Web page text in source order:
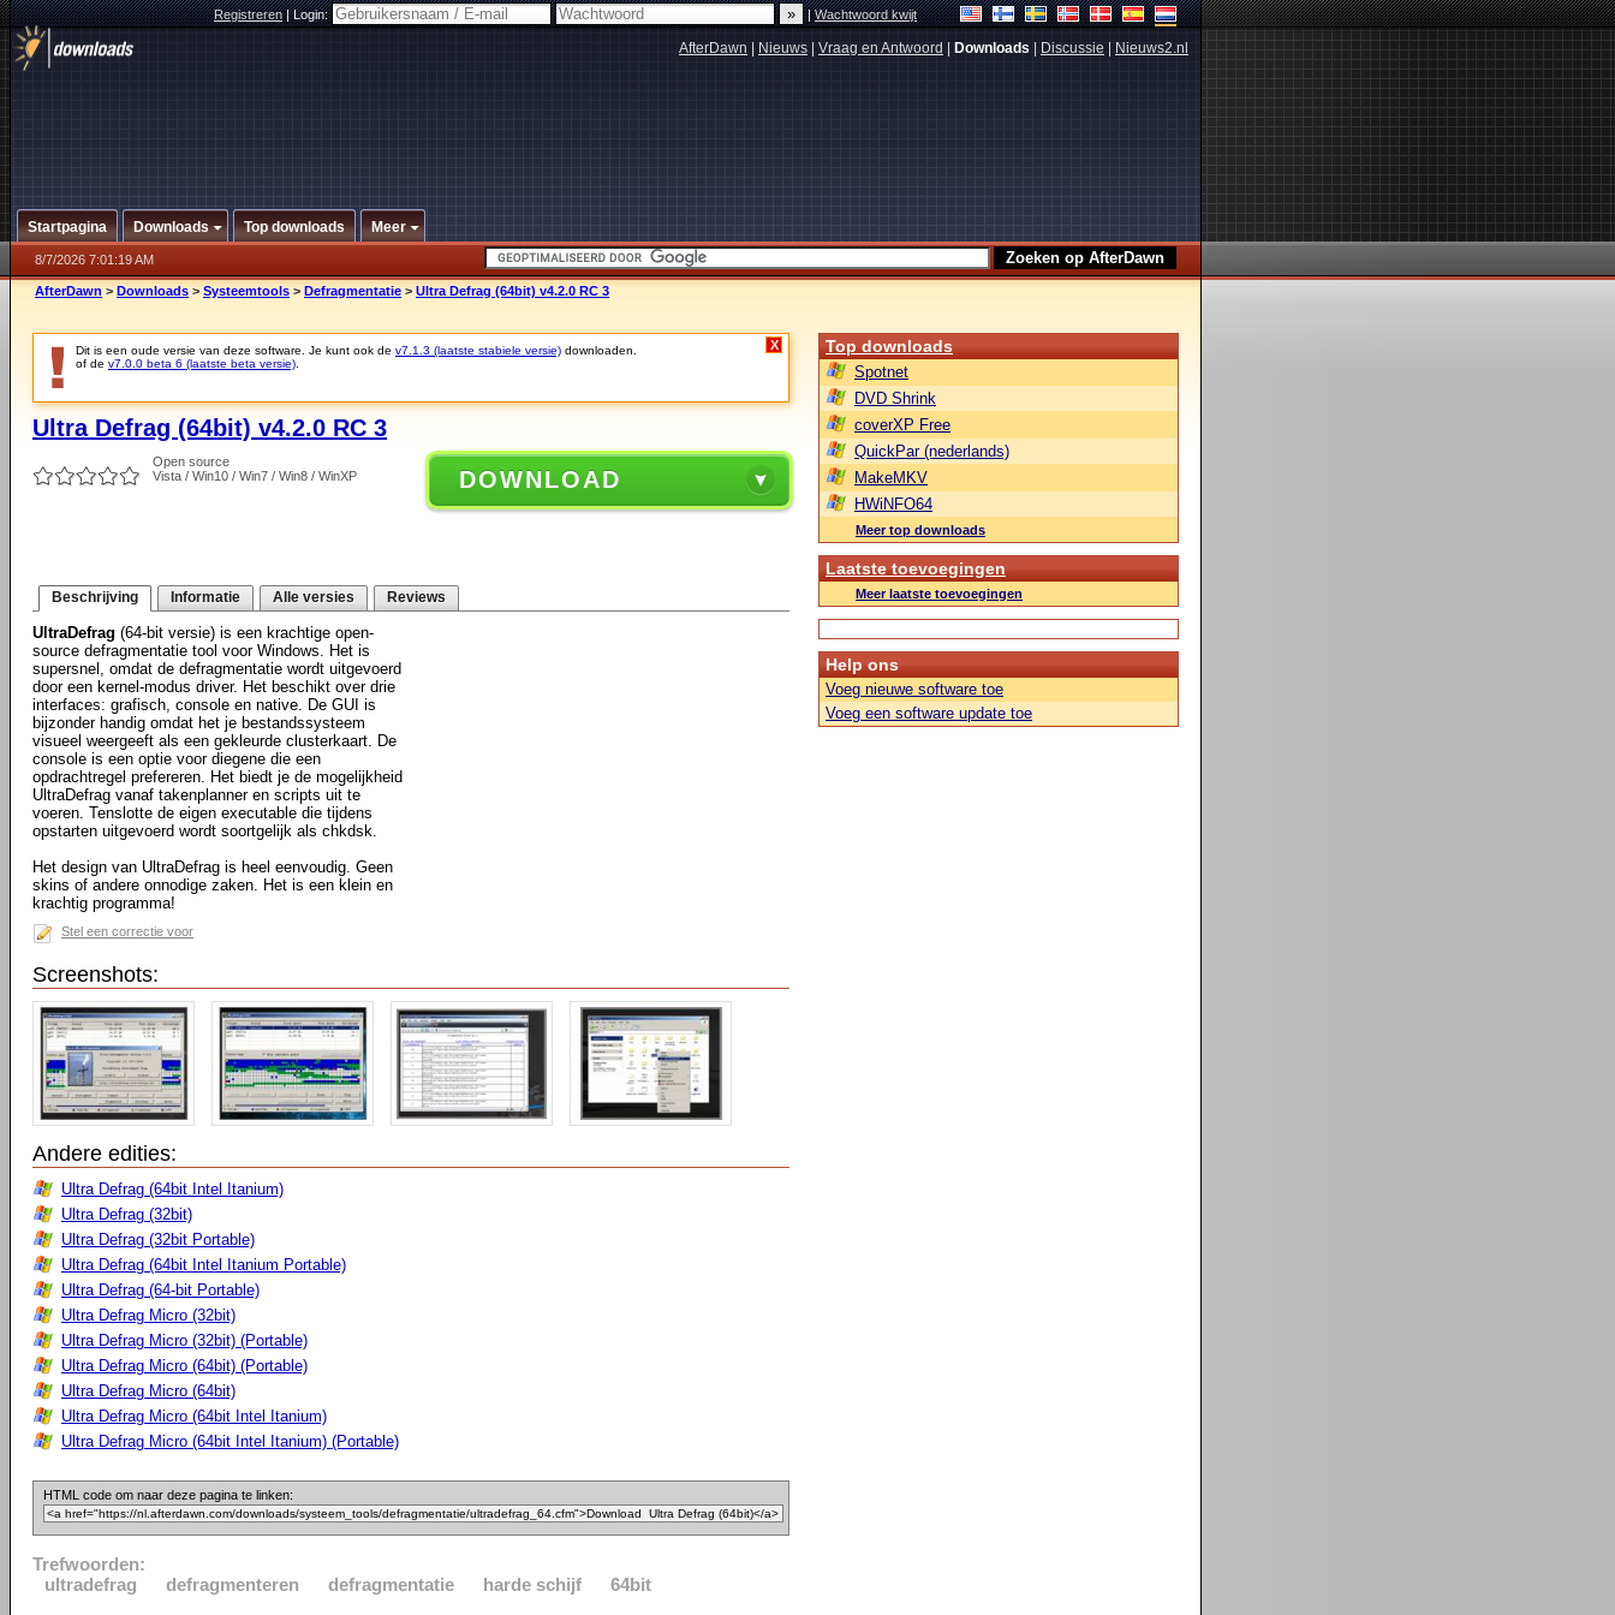
Registreren|Login: |Wachtwoord kwijt
AfterDawn Nieuws Vraag en Antwoord Downloads Discussie Nieuws2.nl
Startpagina Downloads Top downloads Meer
8/7/2026 7:01:19 AM
AfterDawn > Downloads > Systeemtools > Defragmentatie > Ultra Defrag (64bit) v4.2.0 RC 3
Dit is een oude versie van deze software. Je kunt ook de v7.1.3 (laatste stabiele versie) downloaden.
of de v7.0.0 beta 6 (laatste beta versie)
X
Ultra Defrag (64bit) v4.2.0 RC 3
Open source
Vista / Win10 / Win7 / Win8 / WinXP
DOWNLOAD
Beschrijving Informatie Alle versies Reviews
UltraDefrag (64-bit versie) is een krachtige open-
source defragmentatie tool voor Windows. Het is
supersnel, omdat de defragmentatie wordt uitgevoerd
door een kernel-modus driver. Het beschikt over drie
interfaces: grafisch, console en native. De GUI is
bijzonder handig omdat het je bestandssysteem
visueel weergeeft als een gekleurde clusterkaart. De
console is een optie voor diegene die een
opdrachtregel prefereren. Het biedt je de mogelijkheid
UltraDefrag vanaf takenplanner en scripts uit te
voeren. Tenslotte de eigen executable die tijdens
opstarten uitgevoerd wordt soortgelijk als chkdsk.
Het design van UltraDefrag is heel eenvoudig. Geen
skins of andere onnodige zaken. Het is een klein en
krachtig programma!
Stel een correctie voor
Screenshots:
Andere edities:
Ultra Defrag (64bit Intel Itanium)
Ultra Defrag (32bit)
Ultra Defrag (32bit Portable)
Ultra Defrag (64bit Intel Itanium Portable)
Ultra Defrag (64-bit Portable)
Ultra Defrag Micro (32bit)
Ultra Defrag Micro (32bit) (Portable)
Ultra Defrag Micro (64bit) (Portable)
Ultra Defrag Micro (64bit)
Ultra Defrag Micro (64bit Intel Itanium)
Ultra Defrag Micro (64bit Intel Itanium) (Portable)
HTML code om naar deze pagina te linken:
Trefwoorden:
ultradefrag
defragmenteren defragmentatie harde schijf 64bit
Top downloads
Spotnet
DVD Shrink
coverXP Free
QuickPar (nederlands)
MakeMKV
HWiNFO64
Meer top downloads
Laatste toevoegingen
Meer laatste toevoegingen
Help ons
Voeg nieuwe software toe
Voeg een software update toe